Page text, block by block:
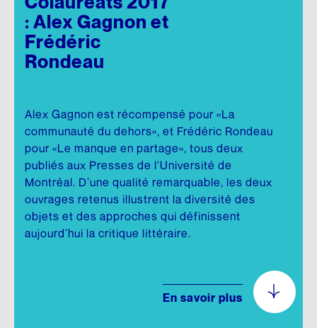
: Alex Gagnon et
Frédéric
Rondeau
Alex Gagnon est récompensé pour «La
communauté du dehors», et Frédéric Rondeau
pour «Le manque en partage», tous deux
publiés aux Presses de l'Université de
Montréal. D’une qualité remarquable, les deux
ouvrages retenus illustrent la diversité des
objets et des approches qui définissent
aujourd’hui la critique littéraire.
En savoir plus